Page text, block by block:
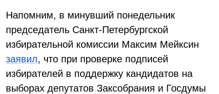
Напомним, в минувший понедельник
председатель Санкт-Петербургской
избирательной комиссии Максим Мейксин
заявил, что при проверке подписей
избирателей в поддержку кандидатов на
выборах депутатов Заксобрания и Госдумы